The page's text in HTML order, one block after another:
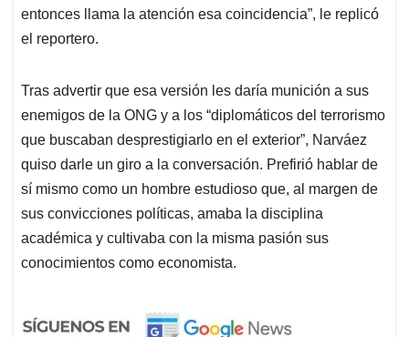
entonces llama la atención esa coincidencia”, le replicó
el reportero.
Tras advertir que esa versión les daría munición a sus
enemigos de la ONG y a los “diplomáticos del terrorismo
que buscaban desprestigiarlo en el exterior”, Narváez
quiso darle un giro a la conversación. Prefirió hablar de
sí mismo como un hombre estudioso que, al margen de
sus convicciones políticas, amaba la disciplina
académica y cultivaba con la misma pasión sus
conocimientos como economista.